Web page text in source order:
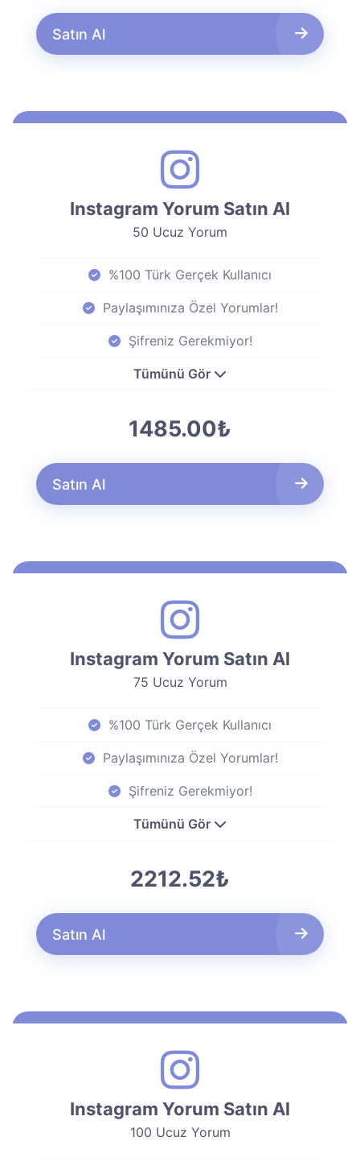
Satın Al
Instagram Yorum Satın Al
50 Ucuz Yorum
%100 Türk Gerçek Kullanıcı
Paylaşımınıza Özel Yorumlar!
Şifreniz Gerekmiyor!
Tümünü Gör
1485.00₺
Satın Al
Instagram Yorum Satın Al
75 Ucuz Yorum
%100 Türk Gerçek Kullanıcı
Paylaşımınıza Özel Yorumlar!
Şifreniz Gerekmiyor!
Tümünü Gör
2212.52₺
Satın Al
Instagram Yorum Satın Al
100 Ucuz Yorum